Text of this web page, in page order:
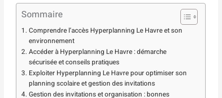
Sommaire
Comprendre l’accès Hyperplanning Le Havre et son
environnement
Accéder à Hyperplanning Le Havre : démarche
sécurisée et conseils pratiques
Exploiter Hyperplanning Le Havre pour optimiser son
planning scolaire et gestion des invitations
Gestion des invitations et organisation : bonnes